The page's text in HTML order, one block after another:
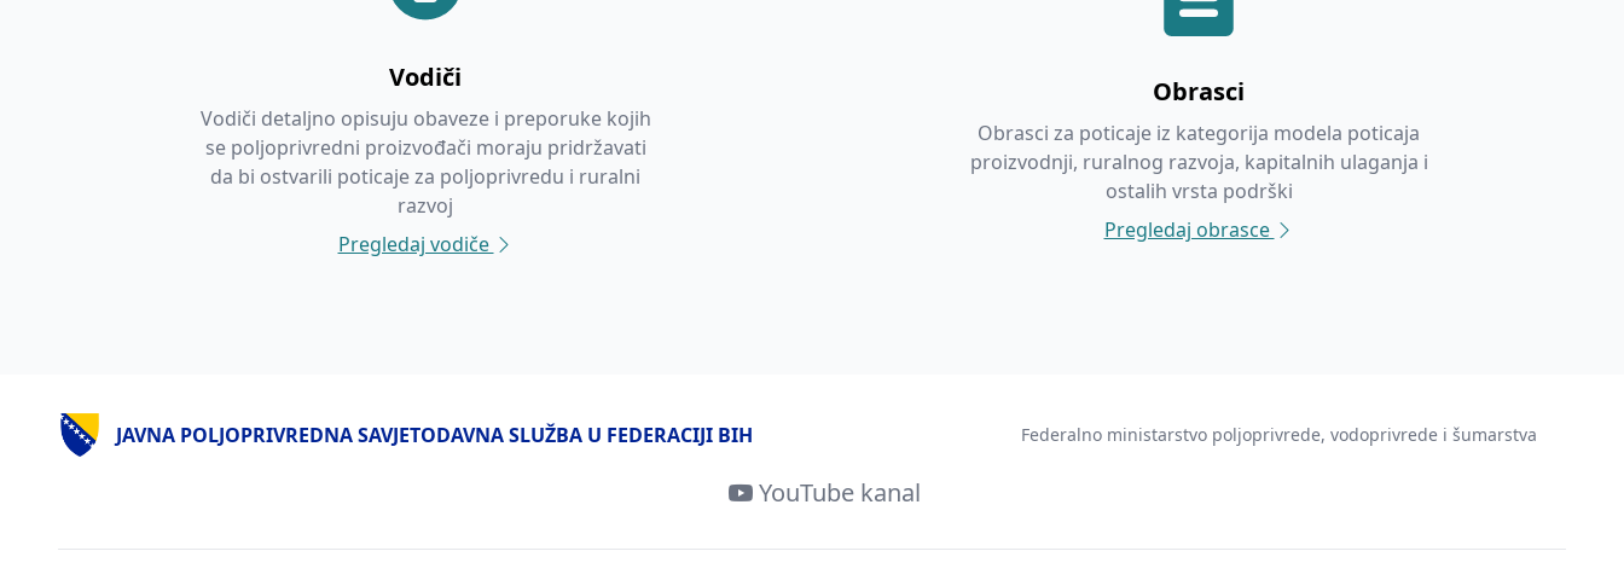
Vodiči
Vodiči detaljno opisuju obaveze i preporuke kojih
se poljoprivredni proizvođači moraju pridržavati
da bi ostvarili poticaje za poljoprivredu i ruralni
razvoj
Pregledaj vodiče
Obrasci
Obrasci za poticaje iz kategorija modela poticaja
proizvodnji, ruralnog razvoja, kapitalnih ulaganja i
ostalih vrsta podrški
Pregledaj obrasce
JAVNA POLJOPRIVREDNA SAVJETODAVNA SLUŽBA U FEDERACIJI BIH Federalno ministarstvo poljoprivrede, vodoprivrede i šumarstva
YouTube kanal